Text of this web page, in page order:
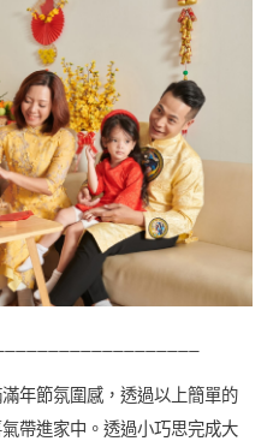
年節氛圍感，透過以上簡單的
帶進家中。透過小巧思完成大